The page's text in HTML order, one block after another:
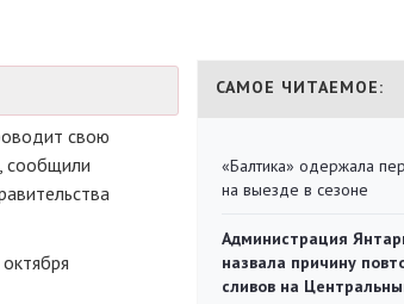
свою
сообщили
САМОЕ ЧИТАЕМОЕ:
«Балтика» одержала
на выезде в сезоне
Администрация
назвала причину
сливов на